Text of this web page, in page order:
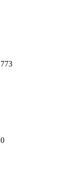
773
0